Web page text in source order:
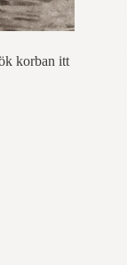
korban itt